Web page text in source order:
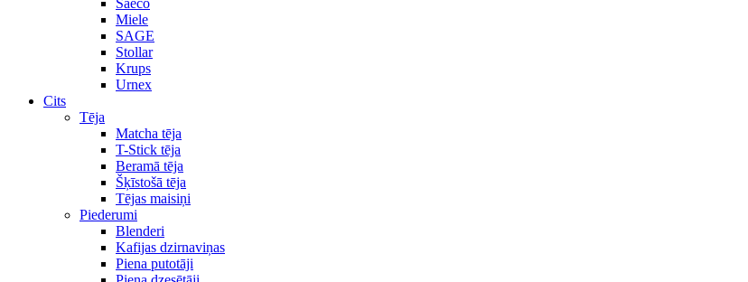
Saeco
Miele
SAGE
Stollar
Krups
Urnex
Cits
Tēja
Matcha tēja
T-Stick tēja
Beramā tēja
Šķīstošā tēja
Tējas maisiņi
Piederumi
Blenderi
Kafijas dzirnaviņas
Piena putotāji